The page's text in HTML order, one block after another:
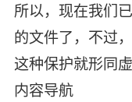
所以，现在我们
的文件了，不过
这种保护就形同虚
内容导航